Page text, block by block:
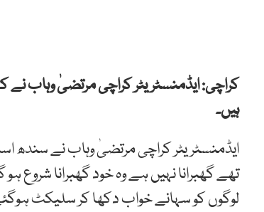
کراچی: ایڈمنسٹریٹر کراچی مرتضیٰ وہاب نے
ہیں۔
ایڈمنسٹریٹر کراچی مرتضیٰ وہاب نے سندھ
تھے گھبرانا نہیں ہے وہ خود گھبرانا شروع
لوگوں کو سہانے خواب دکھا کر سلیکٹ